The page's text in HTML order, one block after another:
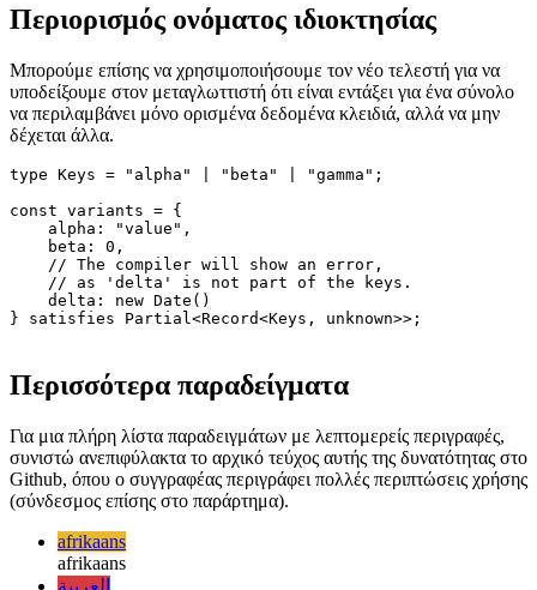
τύπου συμβολοσειράς ή αριθμού, ενώ τώρα ο μεταγλωττιστής
συμπεραίνει σωστά τον συγκεκριμένο τύπο.
Περιορισμός ονόματος ιδιοκτησίας
Μπορούμε επίσης να χρησιμοποιήσουμε τον νέο τελεστή για να
να περιλαμβάνει μόνο ορισμένα δεδομένα κλειδιά, αλλά να μην
δέχεται άλλα.
type Keys = "alpha" | "beta" | "gamma";
const variants = {
    alpha: "value",
    beta: 0,
    // The compiler will show an error,
} satisfies Partial<Record<Keys, unknown>>;
Περισσότερα παραδείγματα
Για μια πλήρη λίστα παραδειγμάτων με λεπτομερείς περιγραφές,
Github, όπου ο συγγραφέας περιγράφει πολλές περιπτώσεις χρήσης
(σύνδεσμος επίσης στο παράρτημα).